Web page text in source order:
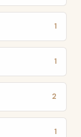
1
1
2
1